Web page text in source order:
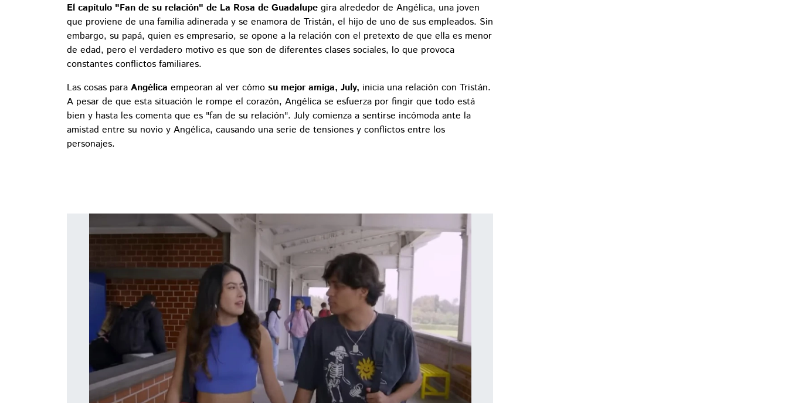
El capítulo "Fan de su relación" de La Rosa de Guadalupe gira alrededor de Angélica, una joven
que proviene de una familia adinerada y se enamora de Tristán, el hijo de uno de sus empleados. Sin
embargo, su papá, quien es empresario, se opone a la relación con el pretexto de que ella es menor
de edad, pero el verdadero motivo es que son de diferentes clases sociales, lo que provoca
constantes conflictos familiares.
Las cosas para Angélica empeoran al ver cómo su mejor amiga, July, inicia una relación con Tristán.
A pesar de que esta situación le rompe el corazón, Angélica se esfuerza por fingir que todo está
bien y hasta les comenta que es "fan de su relación". July comienza a sentirse incómoda ante la
amistad entre su novio y Angélica, causando una serie de tensiones y conflictos entre los
personajes.